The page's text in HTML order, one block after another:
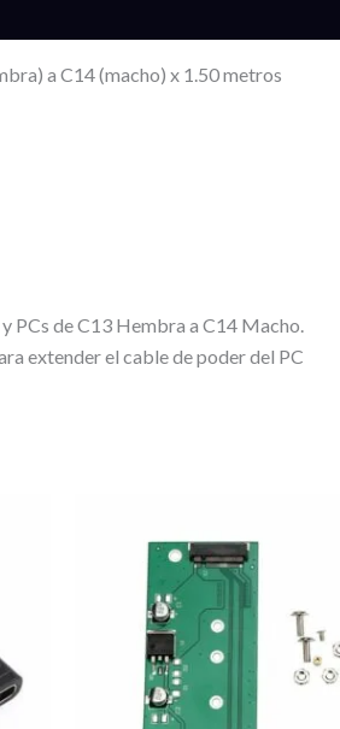
a C14 (macho) x 1.50 metros
PCs de C13 Hembra a C14 Macho.
extender el cable de poder del PC